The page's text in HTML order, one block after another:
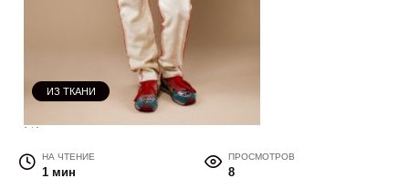
ИЗ ТКАНИ
НА ЧТЕНИЕ
1 мин
ПРОСМОТРОВ
8